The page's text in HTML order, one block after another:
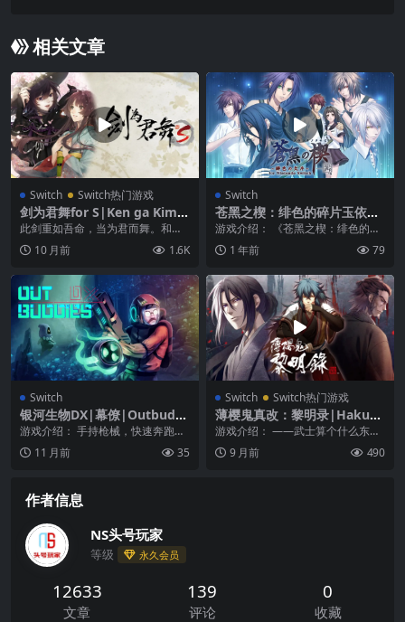
相关文章
Switch Switch热门游戏
剑为君舞for S|Ken ga Kimi f
or S中文
此剑重如吾命，当为君而舞。和风
传奇文字冒险游戏“剑为君舞”终于在
Nintend...
10 月前 1.6K
Switch
苍黑之楔：绯色的碎片玉依姫
奇谭|蒼黒の楔 ～緋色の欠片
玉依姫奇譚～
游戏介绍： 《苍黑之楔：绯色的碎
片玉依姫奇谭》映出两个世界的镜
子 将两人连接起来...
1 年前 79
Switch
银河生物DX|幕僚|Outbuddi
es DX中文
游戏介绍： 手持枪械，快速奔跑。
在这样一场有关上古众神，奇异生
物以及失落世界遗迹...
11 月前 35
Switch Switch热门游戏
薄樱鬼真改：黎明录|Hakuo
ki Shinkai: Reimeiroku中文
游戏介绍： ——武士算个什么东
西？ 母亲病逝后，龙之介失去了支
撑自己活下去的理由...
9 月前 490
作者信息
NS头号玩家
等级 永久会员
12633
文章
139
评论
0
收藏